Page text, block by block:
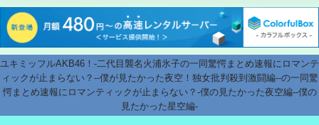
ユキミッフルAKB46！-二代目襲名火浦氷子の一同驚愕まとめ速報にロマンテ
ィックが止まらない？--僕が見たかった夜空！独女批判殺到激闘編--の一同驚
愕まとめ速報にロマンティックが止まらない？-僕の見たかった夜空編--僕の
見たかった星空編-